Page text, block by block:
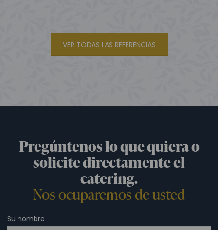
VER TODAS LAS REFERENCIAS
Pregúntenos lo que quiera o
solicite directamente el
catering.
Nos ocuparemos de usted
Su nombre